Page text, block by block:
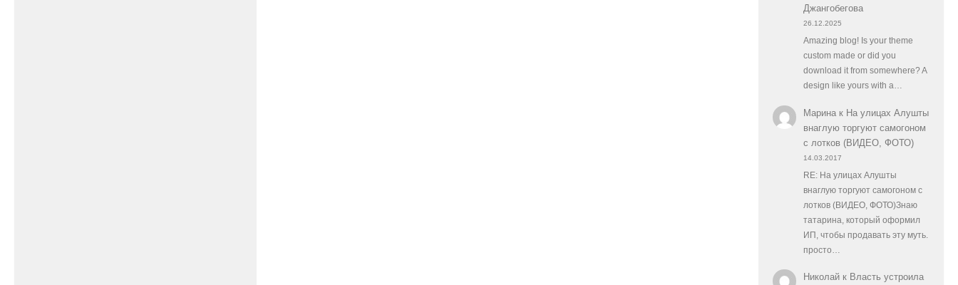
Джангобегова
26.12.2025
Amazing blog! Is your theme
custom made or did you
download it from somewhere? A
design like yours with a…
Маринак На улицах Алушты
внаглую торгуют самогоном
с лотков (ВИДЕО, ФОТО)
14.03.2017
RE: На улицах Алушты
внаглую торгуют самогоном с
лотков (ВИДЕО, ФОТО)Знаю
татарина, который оформил
ИП, чтобы продавать эту муть.
просто…
Николайк Власть устроила